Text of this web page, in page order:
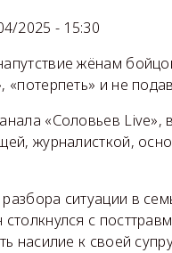
2025 - 15:30
жёнам
и не
«Соловьев
журналисткой,
ситуации в
с
насилие к своей